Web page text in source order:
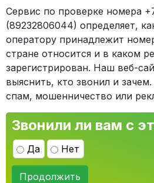
Сервис по проверке номера
(89232806044) определяет,
оператору принадлежит
стране относится и в каком
зарегистрирован. Наш веб-
выяснить, кто звонил и
спам, мошенничество или
Звонили ли вам с
Да Нет
Продолжить